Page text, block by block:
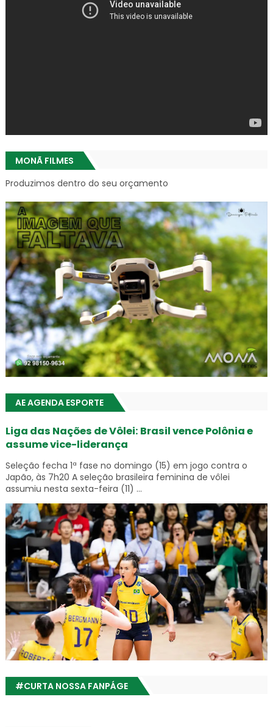
MONÃ FILMES
Produzimos dentro do seu orçamento
AE AGENDA ESPORTE
Liga das Nações de Vôlei: Brasil vence Polônia e
assume vice-liderança
Seleção fecha 1ª fase no domingo (15) em jogo contra o
Japão, às 7h20 A seleção brasileira feminina de vôlei
assumiu nesta sexta-feira (11) ...
#CURTA NOSSA FANPÁGE